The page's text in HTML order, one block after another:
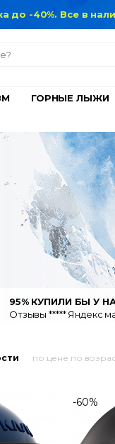
до -40%. Все в
ГОРНЫЕ ЛЫЖИ
95% КУПИЛИ БЫ У
Отзывы ***** Яндекс
по цене по
-60%